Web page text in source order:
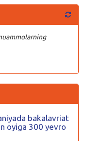
bakalavriat
oyiga 300 yevro